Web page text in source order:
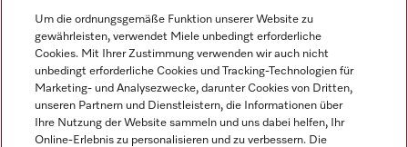
Sprache
Um die ordnungsgemäße Funktion unserer Website zu
gewährleisten, verwendet Miele unbedingt erforderliche
Cookies. Mit Ihrer Zustimmung verwenden wir auch nicht
unbedingt erforderliche Cookies und Tracking-Technologien für
Marketing- und Analysezwecke, darunter Cookies von Dritten,
unseren Partnern und Dienstleistern, die Informationen über
Ihre Nutzung der Website sammeln und uns dabei helfen, Ihr
Online-Erlebnis zu personalisieren und zu verbessern. Die